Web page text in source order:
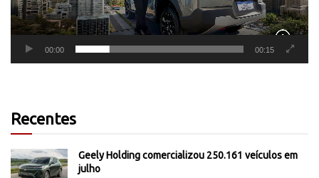
00:00 00:15
Recentes
Geely Holding comercializou 250.161 veículos em
julho